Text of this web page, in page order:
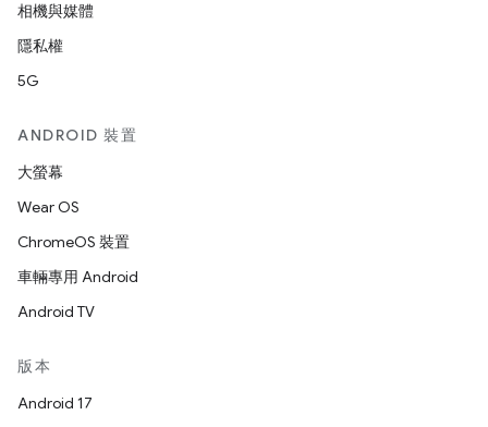
相機與媒體
隱私權
5G
ANDROID 裝置
大螢幕
Wear OS
ChromeOS 裝置
車輛專用 Android
Android TV
版本
Android 17